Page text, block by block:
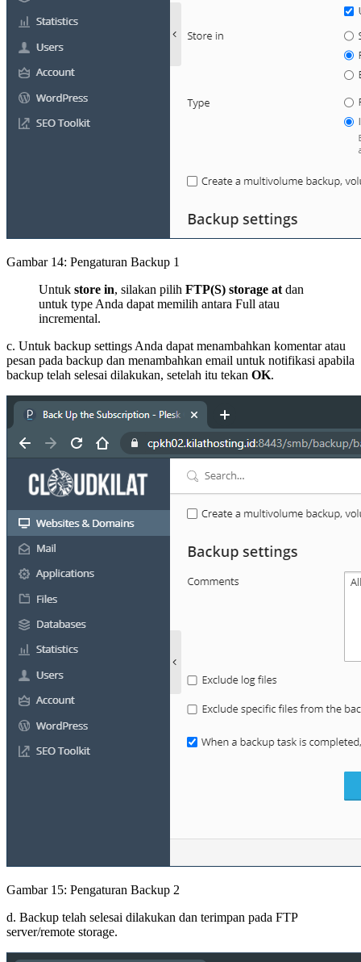
Gambar 14: Pengaturan Backup 1
Untuk store in, silakan pilih FTP(S) storage at dan
untuk type Anda dapat memilih antara Full atau
incremental.
c. Untuk backup settings Anda dapat menambahkan komentar atau
pesan pada backup dan menambahkan email untuk notifikasi apabila
backup telah selesai dilakukan, setelah itu tekan OK.
Gambar 15: Pengaturan Backup 2
d. Backup telah selesai dilakukan dan terimpan pada FTP
server/remote storage.